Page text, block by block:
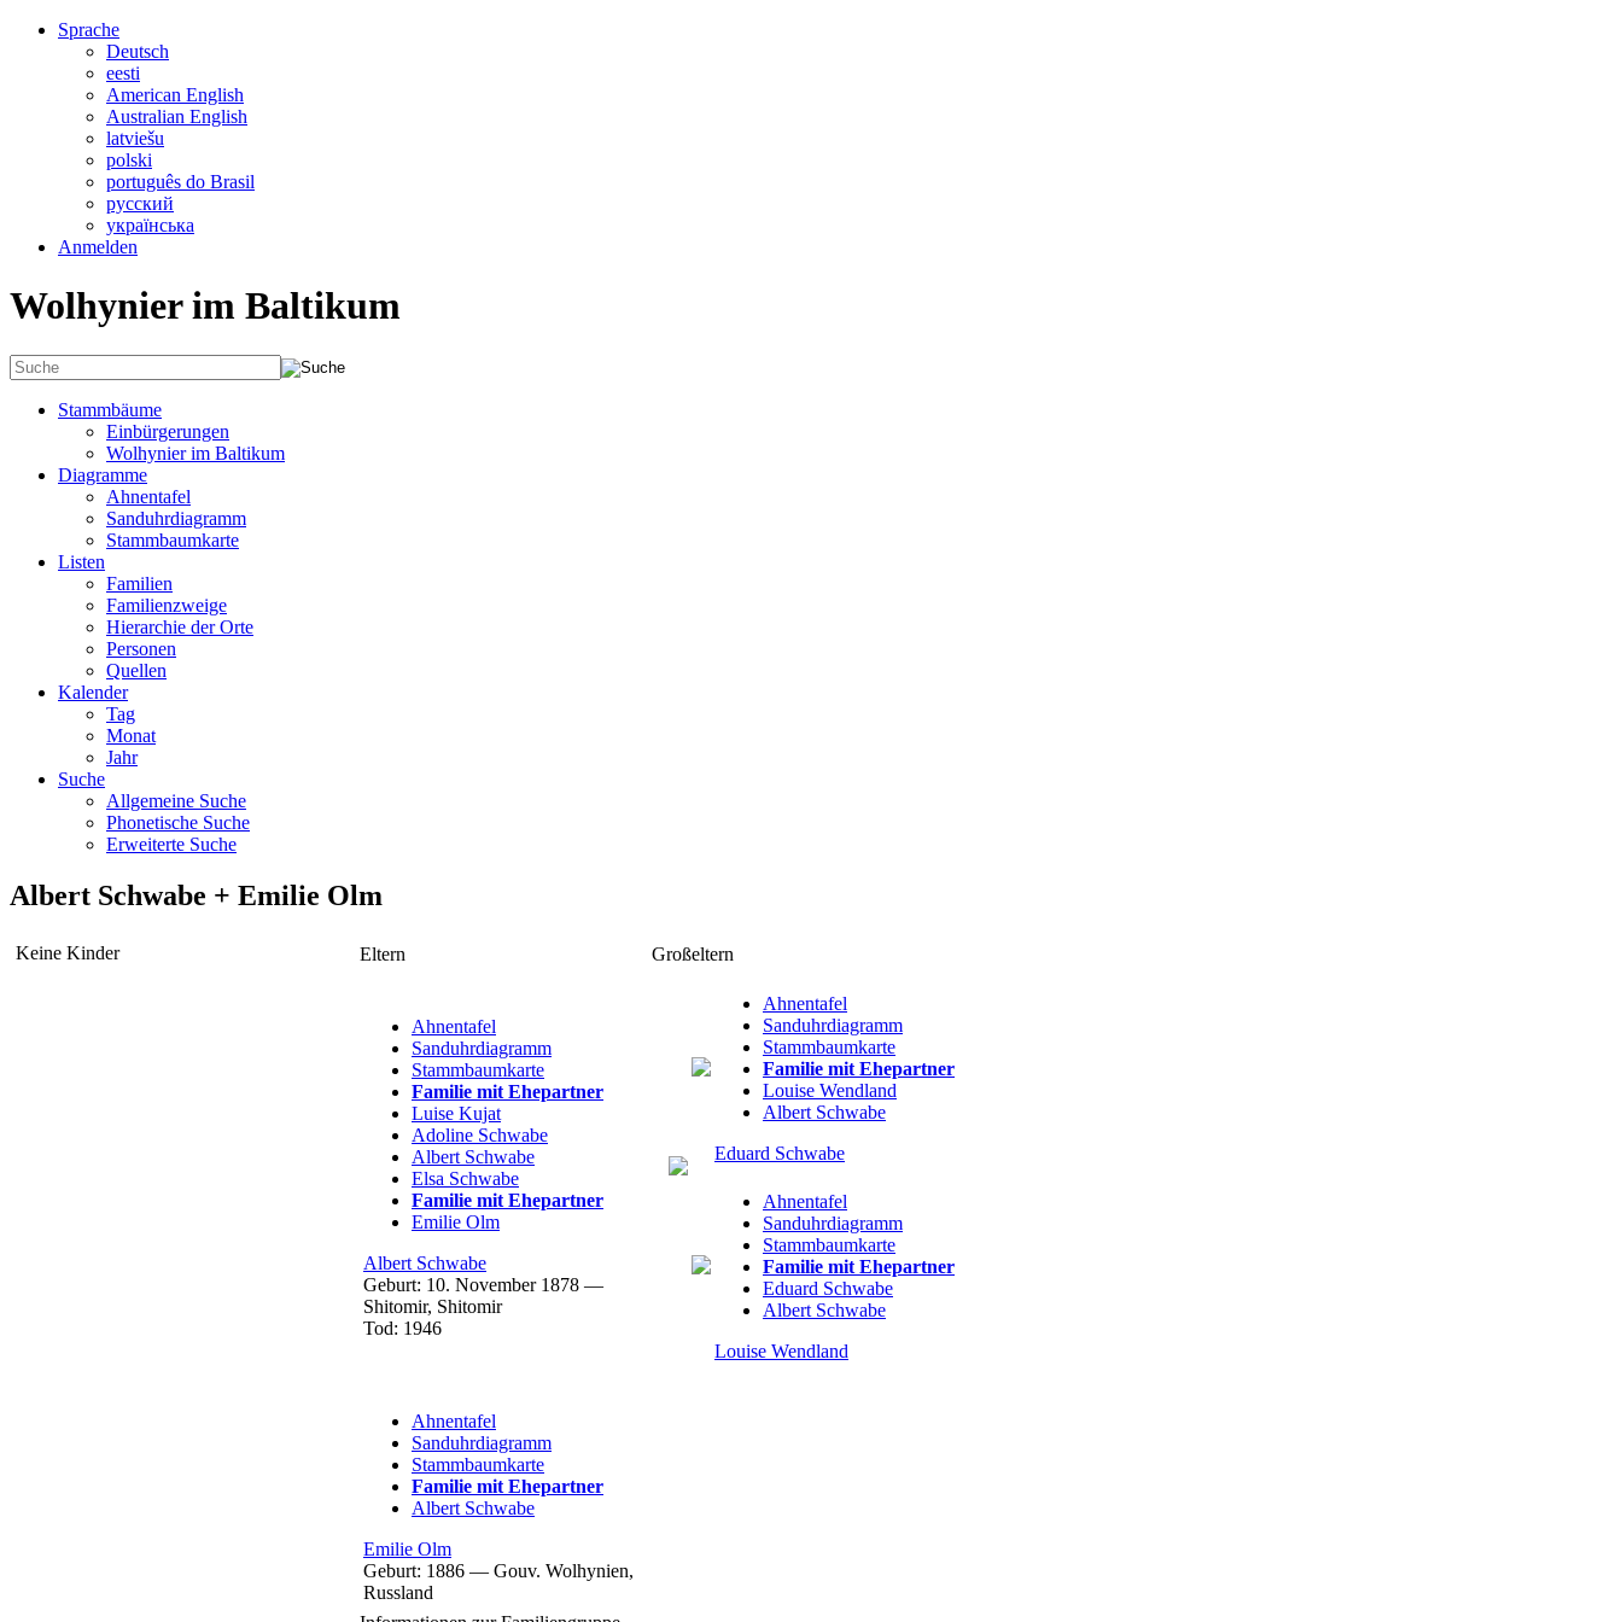
Sprache
Deutsch
eesti
American English
Australian English
latviešu
polski
português do Brasil
русский
українська
Anmelden
Wolhynier im Baltikum
Stammbäume
Einbürgerungen
Wolhynier im Baltikum
Diagramme
Ahnentafel
Sanduhrdiagramm
Stammbaumkarte
Listen
Familien
Familienzweige
Hierarchie der Orte
Personen
Quellen
Kalender
Tag
Monat
Jahr
Suche
Allgemeine Suche
Phonetische Suche
Erweiterte Suche
Albert Schwabe + Emilie Olm
Keine Kinder Eltern Großeltern
Ahnentafel
Sanduhrdiagramm
Stammbaumkarte
Familie mit Ehepartner
Luise Kujat
Adoline Schwabe
Albert Schwabe
Elsa Schwabe
Familie mit Ehepartner
Emilie Olm
Albert Schwabe
Geburt: 10. November 1878 —
Shitomir, Shitomir
Tod: 1946
Ahnentafel
Sanduhrdiagramm
Stammbaumkarte
Familie mit Ehepartner
Louise Wendland
Albert Schwabe
Eduard Schwabe
Ahnentafel
Sanduhrdiagramm
Stammbaumkarte
Familie mit Ehepartner
Eduard Schwabe
Albert Schwabe
Louise Wendland
Ahnentafel
Sanduhrdiagramm
Stammbaumkarte
Familie mit Ehepartner
Albert Schwabe
Emilie Olm
Geburt: 1886 — Gouv. Wolhynien,
Russland